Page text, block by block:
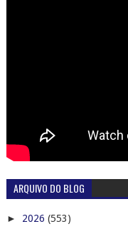
ARQUIVO DO BLOG
► 2026 (553)